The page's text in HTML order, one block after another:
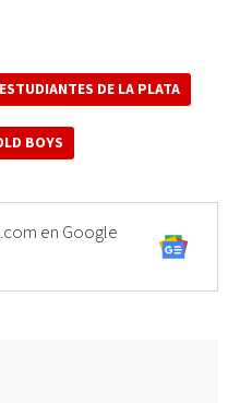
ESTUDIANTES DE LA PLATA
BOYS
en Google